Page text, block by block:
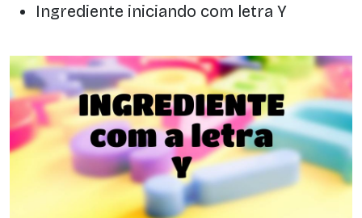
Ingrediente iniciando com letra Y